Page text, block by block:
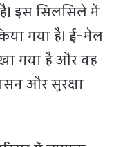
इस सिलसिले में
गया है। ई-मेल
गया है और वह
और सुरक्षा